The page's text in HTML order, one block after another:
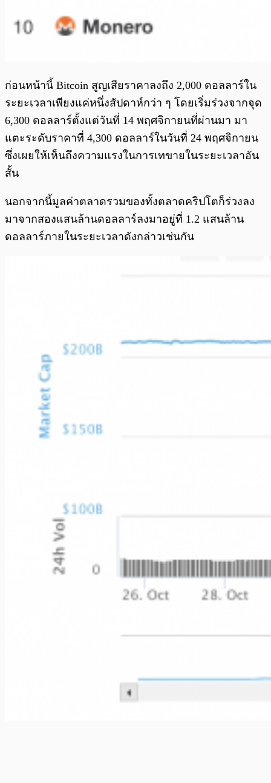
ก่อนหน้านี้ Bitcoin สูญเสียราคาลงถึง 2,000 ดอลลาร์ใน
ระยะเวลาเพียงแค่หนึ่งสัปดาห์กว่า ๆ โดยเริ่มร่วงจากจุด
6,300 ดอลลาร์ตั้งแต่วันที่ 14 พฤศจิกายนที่ผ่านมา มา
แตะระดับราคาที่ 4,300 ดอลลาร์ในวันที่ 24 พฤศจิกายน
ซึ่งเผยให้เห็นถึงความแรงในการเทขายในระยะเวลาอัน
สั้น
นอกจากนี้มูลค่าตลาดรวมของทั้งตลาดคริปโตก็ร่วงลง
มาจากสองแสนล้านดอลลาร์ลงมาอยู่ที่ 1.2 แสนล้าน
ดอลลาร์ภายในระยะเวลาดังกล่าวเช่นกัน